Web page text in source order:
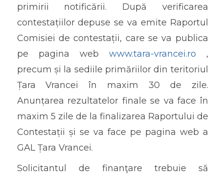
primirii notificării. După verificarea
contestațiilor depuse se va emite Raportul
Comisiei de contestații, care se va publica
pe pagina web www.tara-vrancei.ro ,
precum și la sediile primăriilor din teritoriul
Țara Vrancei în maxim 30 de zile.
Anunțarea rezultatelor finale se va face în
maxim 5 zile de la finalizarea Raportului de
Contestații și se va face pe pagina web a
GAL Țara Vrancei.
Solicitantul de finanţare trebuie să